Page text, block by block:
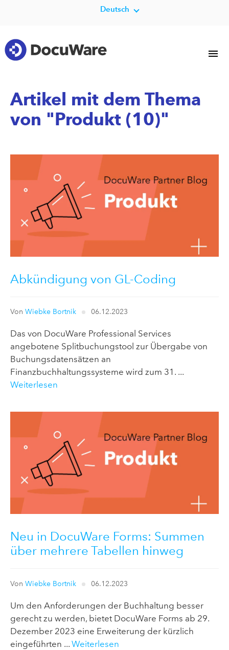
Deutsch
Artikel mit dem Thema
von "Produkt (10)"
Abkündigung von GL-Coding
Von Wiebke Bortnik 06.12.2023
Das von DocuWare Professional Services
angebotene Splitbuchungstool zur Übergabe von
Buchungsdatensätzen an
Finanzbuchhaltungssysteme wird zum 31. ...
Weiterlesen
Neu in DocuWare Forms: Summen
über mehrere Tabellen hinweg
Von Wiebke Bortnik 06.12.2023
Um den Anforderungen der Buchhaltung besser
gerecht zu werden, bietet DocuWare Forms ab 29.
Dezember 2023 eine Erweiterung der kürzlich
eingeführten ... Weiterlesen